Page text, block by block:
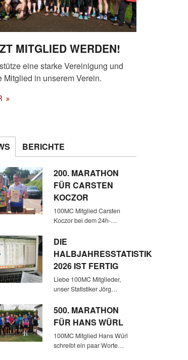
MITGLIED WERDEN!
eine starke Vereinigung und
Mitglied in unserem Verein.
BERICHTE
200. MARATHON
FÜR CARSTEN
KOCZOR
100MC Mitglied Carsten
Koczor bei dem 24h-…
DIE
HALBJAHRESSTATISTIK
2026 IST FERTIG
Liebe 100MC Mitglieder,
unser Statistiker Jörg…
500. MARATHON
FÜR HANS WÜRL
100MC Mitglied Hans Würl
schreibt ein paar Worte…